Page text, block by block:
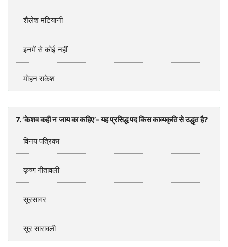
शैलेश मटियानी
इनमें से कोई नहीं
मोहन राकेश
7. ‘केशव कही न जाय का कहिए’- यह प्रसिद्ध पद किस काव्‍यकृति से उद्धृत है?
विनय पत्रिका
कृष्‍ण गीतावली
सूरसागर
सूर सारावली